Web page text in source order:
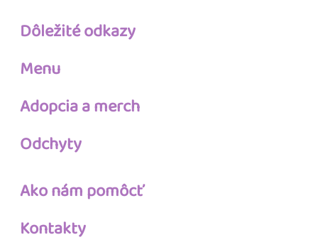
Dôležité odkazy
Menu
Adopcia a merch
Odchyty
Ako nám pomôcť
Kontakty